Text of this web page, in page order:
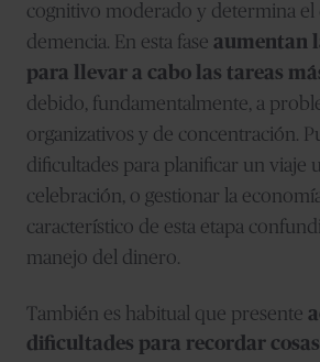
cognitivo moderado y determina el
demencia. En esta fase aumentan
para llevar a cabo las tareas
debido, fundamentalmente, a
organizativos y de concentración.
dificultades para planificar un viaje
celebración, o gestionar la
característico de esta etapa
manejo del dinero.
También es habitual que presente
dificultades para recordar